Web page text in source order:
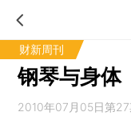
财新周刊
钢琴与身体
2010年07月05日第27